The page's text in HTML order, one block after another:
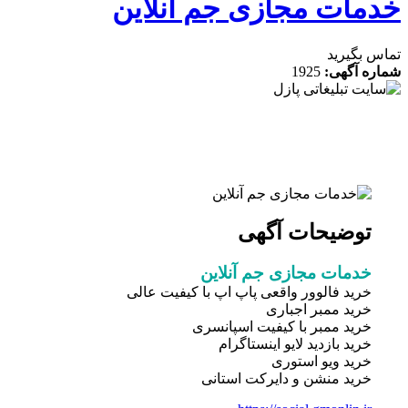
مجازی جم آنلاین
بگیرید
آگهی:1925
توضیحات آگهی
خدمات مجازی جم آنلاین
خرید فالوور واقعی پاپ اپ با کیفیت عالی
خرید ممبر اجباری
خرید ممبر با کیفیت اسپانسری
خرید بازدید لایو اینستاگرام
خرید ویو استوری
خرید منشن و دایرکت استانی